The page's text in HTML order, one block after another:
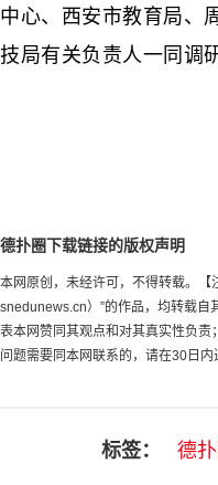
中心、西安市教育局、
技局有关负责人一同调研
德扑圈下载链接的版权声明
本网原创，未经许可，不得转载。【
snedunews.cn）”的作品，均转载自
表本网赞同其观点和对其真实性负
问题需要同本网联系的，请在30日内
标签： 德